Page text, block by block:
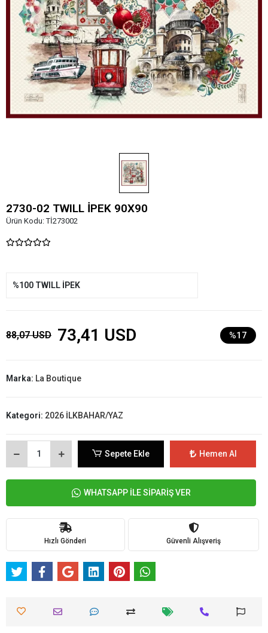
2730-02 TWILL İPEK 90X90
Ürün Kodu:Tİ273002
%100 TWILL İPEK
88,07 USD 73,41 USD %17
Marka: La Boutique
Kategori: 2026 İLKBAHAR/YAZ
Sepete Ekle Hemen Al
WHATSAPP İLE SİPARİŞ VER
Hızlı Gönderi Güvenli Alışveriş